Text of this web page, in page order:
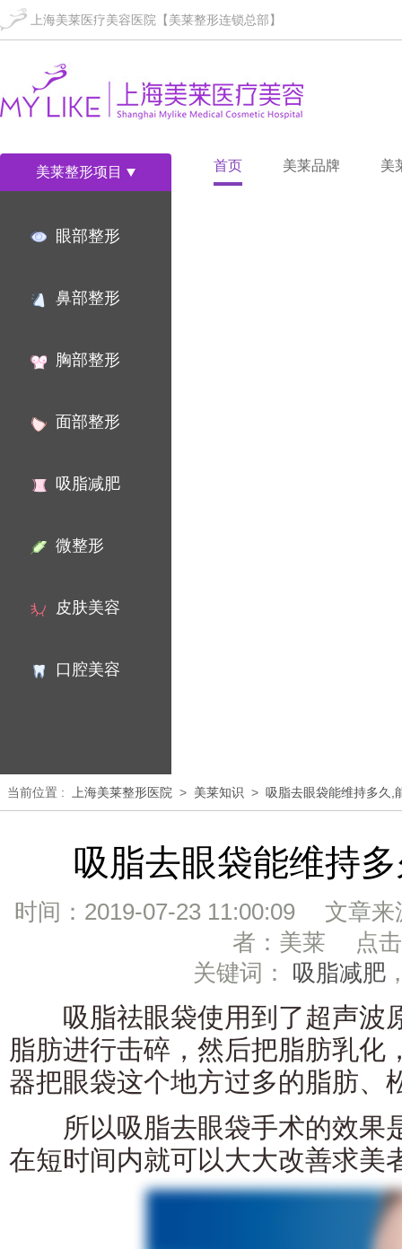
上海美莱医疗美容医院【美莱整形连锁总部】
美莱整形项目
眼部整形
鼻部整形
胸部整形
面部整形
吸脂减肥
微整形
皮肤美容
口腔美容
首页 美莱品牌 美
当前位置 : 上海美莱整形医院 > 美莱知识 > 吸脂去眼袋能维持多久,
吸脂去眼袋能维持
时间：2019-07-23 11:00:09 文章来
者：美莱 点击
关键词： 吸脂减肥
吸脂祛眼袋使用到了超声波
脂肪进行击碎，然后把脂肪乳化
器把眼袋这个地方过多的脂肪、
所以吸脂去眼袋手术的效果
在短时间内就可以大大改善求美